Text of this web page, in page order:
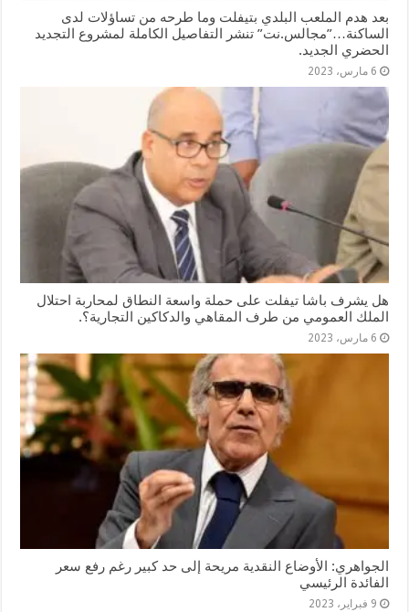
بعد هدم الملعب البلدي بتيفلت وما طرحه من تساؤلات لدى
الساكنة…”مجالس.نت” تنشر التفاصيل الكاملة لمشروع التجديد
الحضري الجديد.
6 مارس، 2023
هل يشرف باشا تيفلت على حملة واسعة النطاق لمحاربة احتلال
الملك العمومي من طرف المقاهي والدكاكين التجارية؟.
6 مارس، 2023
الجواهري: الأوضاع النقدية مريحة إلى حد كبير رغم رفع سعر
الفائدة الرئيسي
9 فبراير، 2023